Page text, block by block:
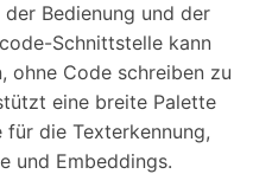
Bedienung und der
Schnittstelle kann
ohne Code schreiben zu
eine breite Palette
die Texterkennung,
und Embeddings.